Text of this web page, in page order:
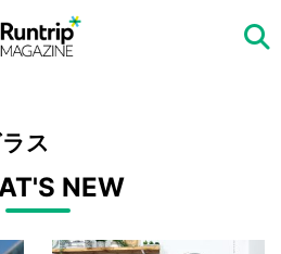
ス
NEW